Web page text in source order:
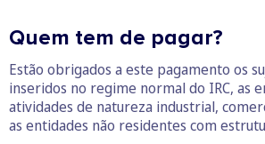
Quem tem de pagar?
Estão obrigados a este pagamento os
inseridos no regime normal do IRC, as
atividades de natureza industrial,
as entidades não residentes com